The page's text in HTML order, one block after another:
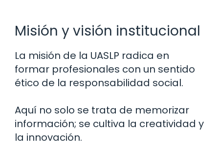
Misión y visión institucional
La misión de la UASLP radica en
formar profesionales con un sentido
ético de la responsabilidad social.
Aquí no solo se trata de memorizar
información; se cultiva la creatividad y
la innovación.